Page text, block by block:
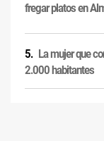
fregar platos en
La mujer que
2.000 habitantes